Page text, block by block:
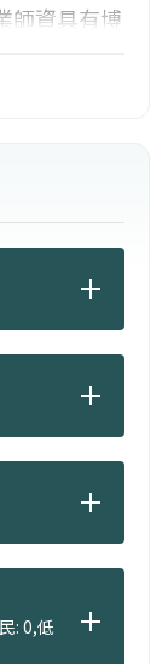
師資具有博
實務經
: 0,低